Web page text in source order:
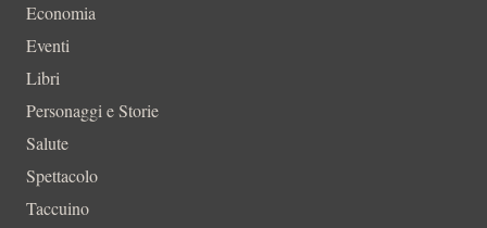
Economia
Eventi
Libri
Personaggi e Storie
Salute
Spettacolo
Taccuino